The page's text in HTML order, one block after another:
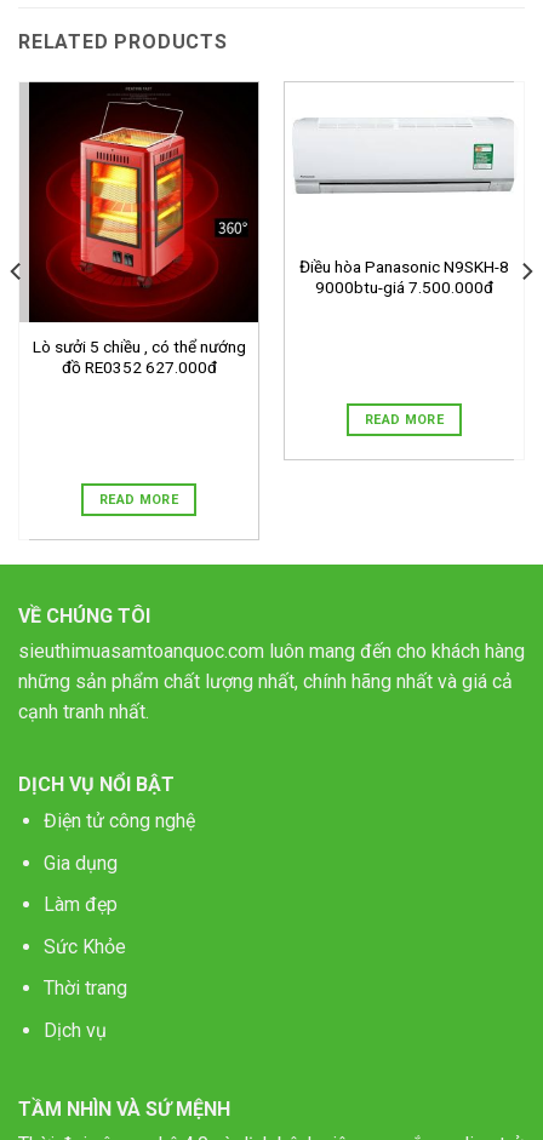
RELATED PRODUCTS
Lò sưởi 5 chiều , có thể nướng
đồ RE0352 627.000đ
READ MORE
Điều hòa Panasonic N9SKH-8
9000btu-giá 7.500.000đ
READ MORE
VỀ CHÚNG TÔI
sieuthimuasamtoanquoc.com luôn mang đến cho khách hàng
những sản phẩm chất lượng nhất, chính hãng nhất và giá cả
cạnh tranh nhất.
DỊCH VỤ NỔI BẬT
Điện tử công nghệ
Gia dụng
Làm đẹp
Sức Khỏe
Thời trang
Dịch vụ
TẦM NHÌN VÀ SỨ MỆNH